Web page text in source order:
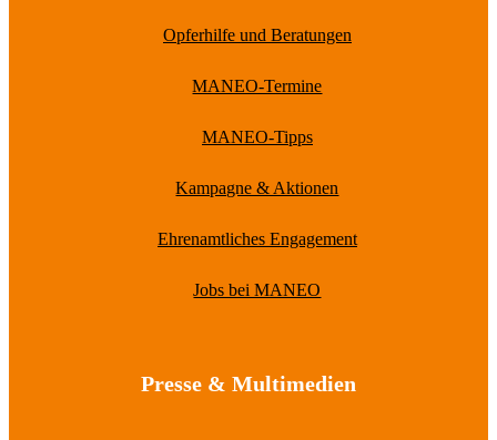
Opferhilfe und Beratungen
MANEO-Termine
MANEO-Tipps
Kampagne & Aktionen
Ehrenamtliches Engagement
Jobs bei MANEO
Presse & Multimedien